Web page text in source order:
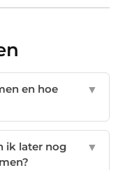
en hoe
▼
ik later nog
▼